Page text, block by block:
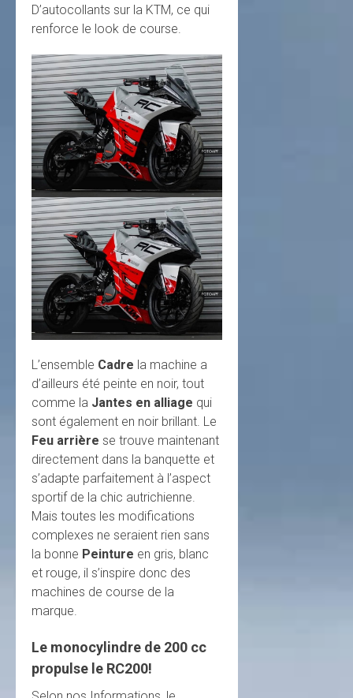
D’autocollants sur la KTM, ce qui
renforce le look de course.
L’ensemble Cadre la machine a
d’ailleurs été peinte en noir, tout
comme la Jantes en alliage qui
sont également en noir brillant. Le
Feu arrière se trouve maintenant
directement dans la banquette et
s’adapte parfaitement à l’aspect
sportif de la chic autrichienne.
Mais toutes les modifications
complexes ne seraient rien sans
la bonne Peinture en gris, blanc
et rouge, il s’inspire donc des
machines de course de la
marque.
Le monocylindre de 200 cc
propulse le RC200!